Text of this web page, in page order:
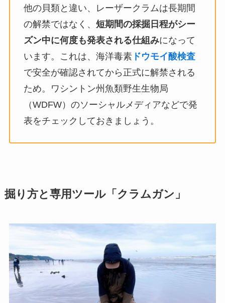
他の貝類と違い、レーザークラムは長期間
の解禁ではなく、 短期間の採掘日程がシー
ズン中に何度も発表される仕組みになって
います。これは、海洋毒素ドウモイ酸検査
で安全が確認されてから正式に解禁される
ため。ワシントン州魚類野生生物局
（WDFW）のソーシャルメディアなどで発
表をチェックしておきましょう。
掘り方と専用ツール「クラムガン」